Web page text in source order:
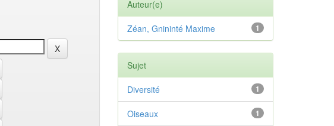
Auteur(e)
1
Zéan, Gnininté Maxime
Sujet
1
Diversité
1
Oiseaux